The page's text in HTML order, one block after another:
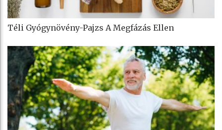
Téli Gyógynövény-Pajzs A Megfázás Ellen